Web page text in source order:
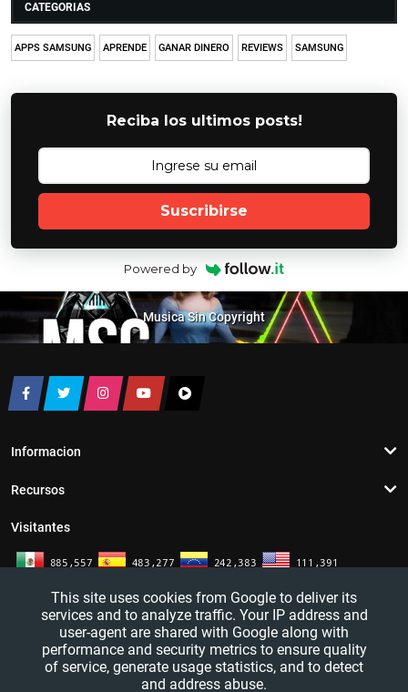
CATEGORIAS
APPS SAMSUNG APRENDE GANAR DINERO REVIEWS SAMSUNG
Reciba los ultimos posts!
Suscribirse
Powered by
Musica Sin Copyright
Informacion
Recursos
Visitantes
This site uses cookies from Google to deliver its
services and to analyze traffic. Your IP address and
user-agent are shared with Google along with
performance and security metrics to ensure quality
of service, generate usage statistics, and to detect
and address abuse.